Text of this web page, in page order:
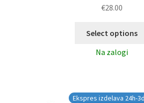
€28.00
Select options
Na zalogi
Ekspres izdelava 24h-